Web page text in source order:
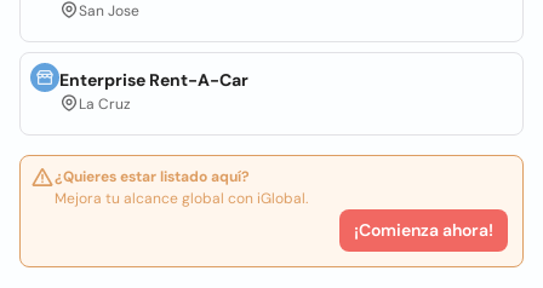
San Jose
Enterprise Rent-A-Car
La Cruz
¿Quieres estar listado aquí?
Mejora tu alcance global con iGlobal.
¡Comienza ahora!